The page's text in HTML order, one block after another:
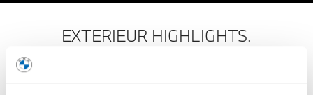
EXTERIEUR HIGHLIGHTS.